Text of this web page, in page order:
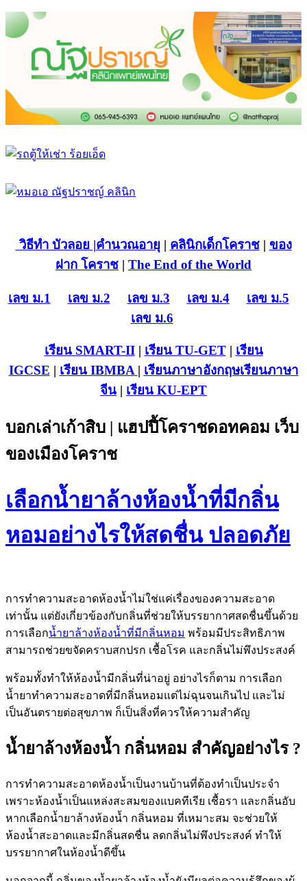
วิธีทำ บัวลอย |คำนวณอายุ | คลินิกเด็กโคราช| ของ
ฝาก โคราช | The End of the World
เลข ม.1 เลข ม.2 เลข ม.3 เลข ม.4
เลข ม.5
เลข ม.6
เรียน SMART-II| เรียน TU-GET| เรียน
IGCSE | เรียน IBMBA | เรียนภาษาอังกฤษเรียนภาษา
จีน | เรียน KU-EPT
บอกเล่าเก้าสิบ | แฮปปี้โคราชดอทคอม เว็บ
ของเมืองโคราช
เลือกน้ำยาล้างห้องน้ำที่มีกลิ่น
หอมอย่างไรให้สดชื่น ปลอดภัย
การทำความสะอาดห้องน้ำไม่ใช่แค่เรื่องของความสะอาด
เท่านั้น แต่ยังเกี่ยวข้องกับกลิ่นที่ช่วยให้บรรยากาศสดชื่นขึ้นด้วย
การเลือกน้ำยาล้างห้องน้ำที่มีกลิ่นหอม พร้อมมีประสิทธิภาพ
สามารถช่วยขจัดคราบสกปรก เชื้อโรค และกลิ่นไม่พึงประสงค์
พร้อมทั้งทำให้ห้องน้ำมีกลิ่นที่น่าอยู่ อย่างไรก็ตาม การเลือก
น้ำยาทำความสะอาดที่มีกลิ่นหอมแต่ไม่ฉุนจนเกินไป และไม่
เป็นอันตรายต่อสุขภาพ ก็เป็นสิ่งที่ควรให้ความสำคัญ
น้ำยาล้างห้องน้ำ กลิ่นหอม สำคัญอย่างไร ?
การทำความสะอาดห้องน้ำเป็นงานบ้านที่ต้องทำเป็นประจำ
เพราะห้องน้ำเป็นแหล่งสะสมของแบคทีเรีย เชื้อรา และกลิ่นอับ
หากเลือกน้ำยาล้างห้องน้ำ กลิ่นหอม ที่เหมาะสม จะช่วยให้
ห้องน้ำสะอาดและมีกลิ่นสดชื่น ลดกลิ่นไม่พึงประสงค์ ทำให้
บรรยากาศในห้องน้ำดีขึ้น